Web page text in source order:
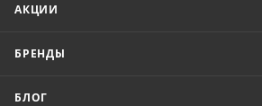
АКЦИИ
БРЕНДЫ
БЛОГ